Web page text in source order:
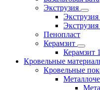
Экструзия
Пенопласт
Керамзит
Керамзит
Кровельные
Кровельные